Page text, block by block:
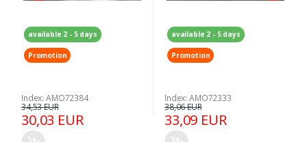
available 2 - 5 days
Promotion
Index: AMO72384
30,03 EUR
34,53 EUR
available 2 - 5 days
Promotion
Index: AMO72333
33,09 EUR
38,06 EUR